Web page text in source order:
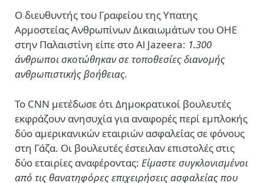
Ο διευθυντής του Γραφείου της Υπατης
Αρμοστείας Ανθρωπίνων Δικαιωμάτων του ΟΗΕ
στην Παλαιστίνη είπε στο Al Jazeera: 1.300
άνθρωποι σκοτώθηκαν σε τοποθεσίες διανομής
ανθρωπιστικής βοήθειας.
Το CNN μετέδωσε ότι Δημοκρατικοί βουλευτές
εκφράζουν ανησυχία για αναφορές περί εμπλοκής
δύο αμερικανικών εταιριών ασφαλείας σε φόνους
στη Γάζα. Οι βουλευτές έστειλαν επιστολές στις
δύο εταιρίες αναφέροντας: Είμαστε συγκλονισμένοι
από τις θανατηφόρες επιχειρήσεις ασφαλείας που